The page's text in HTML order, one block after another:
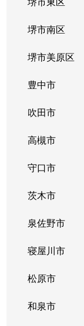
堺市南区
堺市美原区
豊中市
吹田市
高槻市
守口市
茨木市
泉佐野市
寝屋川市
松原市
和泉市